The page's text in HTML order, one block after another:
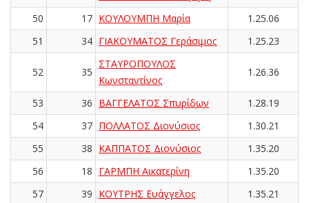
50
17 ΚΟΥΛΟΥΜΠΗ Μαρία
1.25.06
51
34 ΓΙΑΚΟΥΜΑΤΟΣ Γεράσιμος 1.25.23
52 35
ΣΤΑΥΡΟΠΟΥΛΟΣ
Κωνσταντίνος
1.26.36
53 36 ΒΑΓΓΕΛΑΤΟΣ Σπυρίδων
1.28.19
54
37 ΠΟΛΛΑΤΟΣ Διονύσιος
1.30.21
55
38 ΚΑΠΠΑΤΟΣ Διονύσιος
1.35.20
56
18 ΓΑΡΜΠΗ Αικατερίνη
1.35.20
57
39 ΚΟΥΤΡΗΣ Ευάγγελος
1.35.21